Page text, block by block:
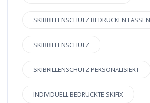
SKIBRILLENSCHUTZ BEDRUCKEN LASSEN
SKIBRILLENSCHUTZ
SKIBRILLENSCHUTZ PERSONALISIERT
INDIVIDUELL BEDRUCKTE SKIFIX